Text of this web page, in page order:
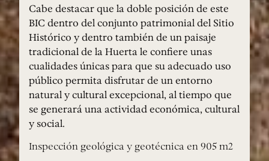
Cabe destacar que la doble posición de este
BIC dentro del conjunto patrimonial del Sitio
Histórico y dentro también de un paisaje
tradicional de la Huerta le confiere unas
cualidades únicas para que su adecuado uso
público permita disfrutar de un entorno
natural y cultural excepcional, al tiempo que
se generará una actividad económica, cultural
y social.
Inspección geológica y geotécnica en 905 m2